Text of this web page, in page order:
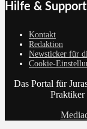
Hilfe & Support
Kontakt
Redaktion
Newsticker für
Cookie-
Das Portal für
Praktiker